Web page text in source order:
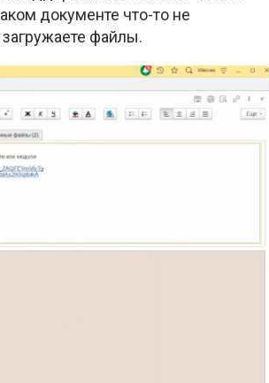
документе что-то не
файлы.